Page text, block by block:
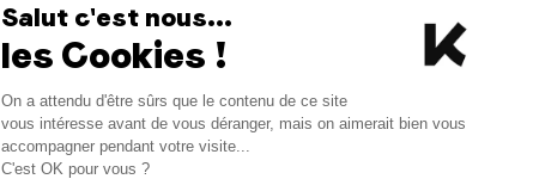
Produits similaires
Salut c'est nous...
les Cookies !
Consent Management
On a attendu d'être sûrs que le contenu de ce site
vous intéresse avant de vous déranger, mais on aimerait bien vous
accompagner pendant votre visite...
C'est OK pour vous ?
Axeptio consent